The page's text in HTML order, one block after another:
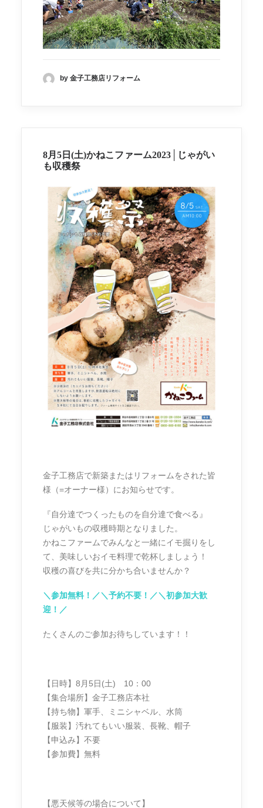
by 金子工務店リフォーム
8月5日(土)かねこファーム2023│じゃがい
も収穫祭
金子工務店で新築またはリフォームをされた皆
様（=オーナー様）にお知らせです。
『自分達でつくったものを自分達で食べる』
じゃがいもの収穫時期となりました。
かねこファームでみんなと一緒にイモ掘りをし
て、美味しいおイモ料理で乾杯しましょう！
収穫の喜びを共に分かち合いませんか？
＼参加無料！／＼予約不要！／＼初参加大歓
迎！／
たくさんのご参加お待ちしています！！
【日時】8月5日(土) 10：00
【集合場所】金子工務店本社
【持ち物】軍手、ミニシャベル、水筒
【服装】汚れてもいい服装、長靴、帽子
【申込み】不要
【参加費】無料
【悪天候等の場合について】